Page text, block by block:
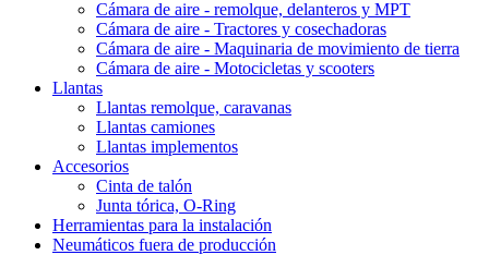
Cámara de aire - remolque, delanteros y MPT
Cámara de aire - Tractores y cosechadoras
Cámara de aire - Maquinaria de movimiento de tierra
Cámara de aire - Motocicletas y scooters
Llantas
Llantas remolque, caravanas
Llantas camiones
Llantas implementos
Accesorios
Cinta de talón
Junta tórica, O-Ring
Herramientas para la instalación
Neumáticos fuera de producción